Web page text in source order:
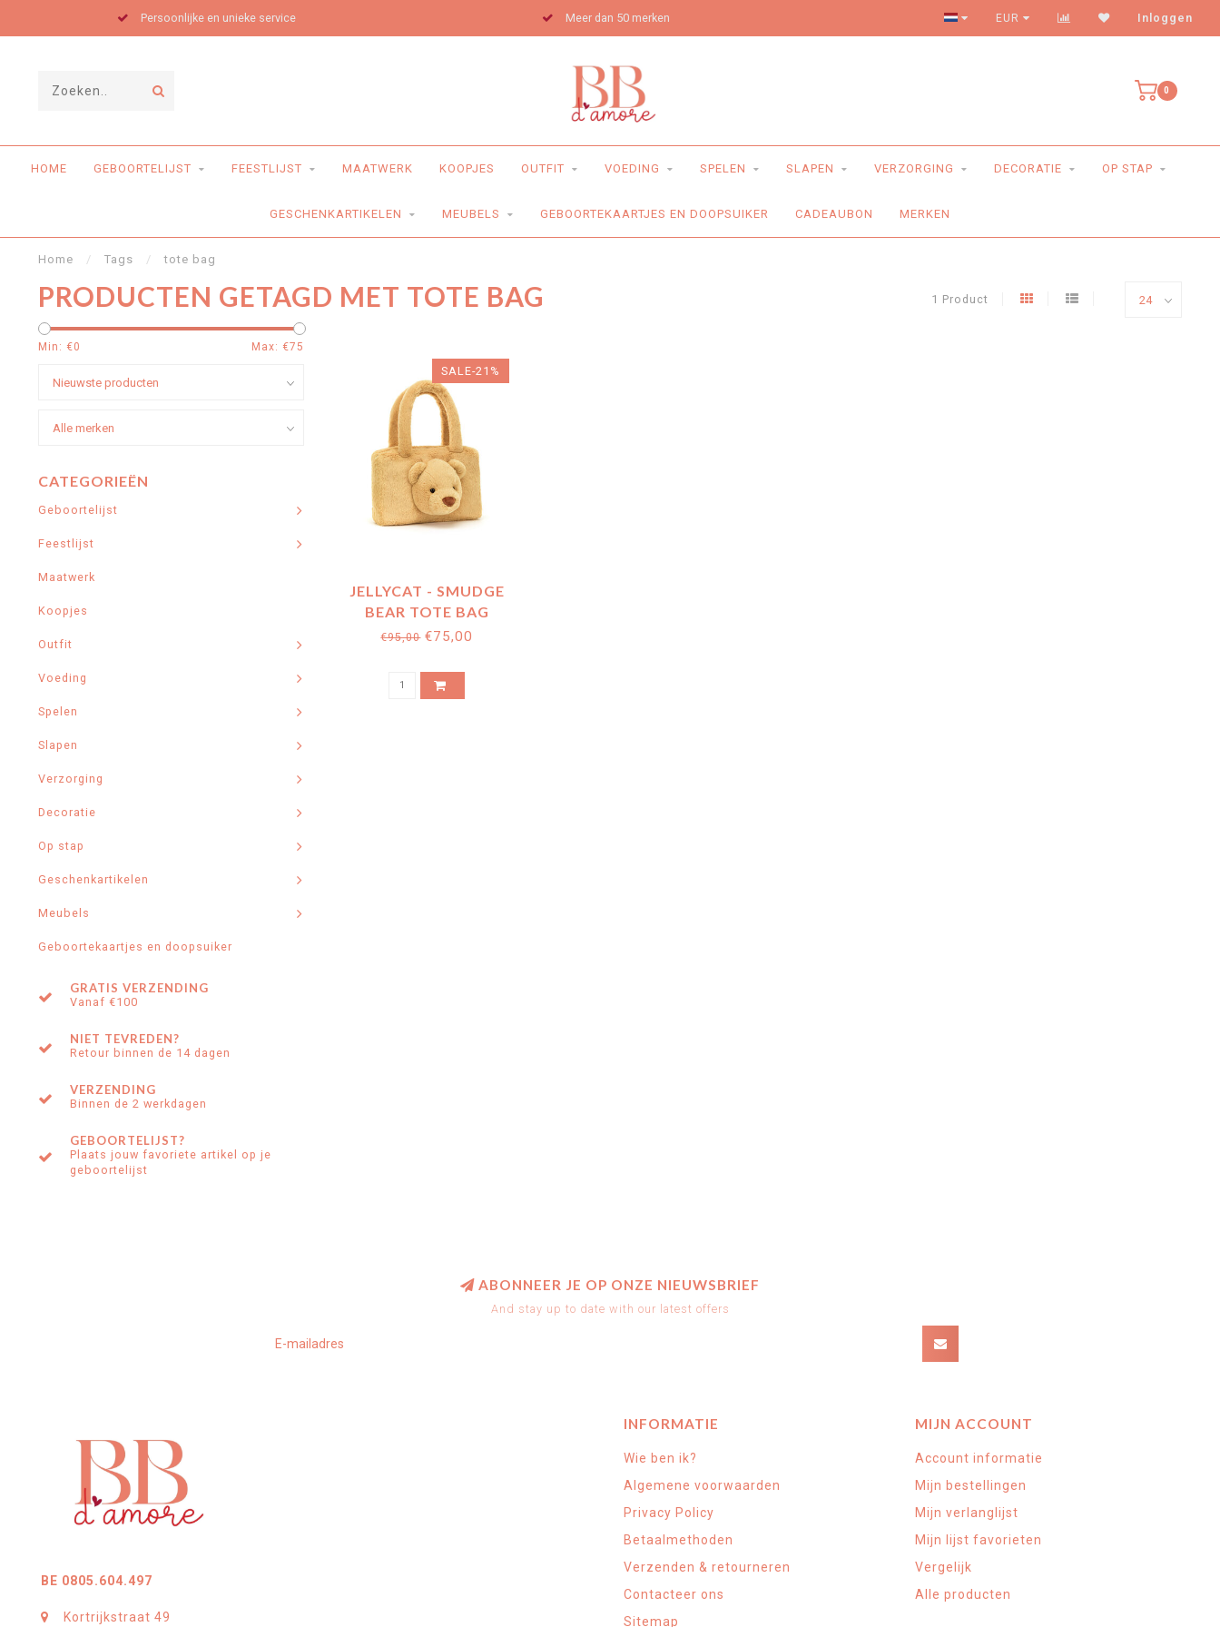
Persoonlijke en unieke service Meer dan 50 merken Levering aan huis
EUR Inloggen
0
HOME GEBOORTELIJST FEESTLIJST MAATWERK KOOPJES OUTFIT VOEDING SPELEN SLAPEN VERZORGING DECORATIE OP STAP
GESCHENKARTIKELEN MEUBELS GEBOORTEKAARTJES EN DOOPSUIKER CADEAUBON MERKEN
Home / Tags / tote bag
PRODUCTEN GETAGD MET TOTE BAG 1 Product
Min: €0 Max: €75
CATEGORIEËN
Geboortelijst
Feestlijst
Maatwerk
Koopjes
Outfit
Voeding
Spelen
Slapen
Verzorging
Decoratie
Op stap
Geschenkartikelen
Meubels
Geboortekaartjes en doopsuiker
GRATIS VERZENDING
Vanaf €100
NIET TEVREDEN?
Retour binnen de 14 dagen
VERZENDING
Binnen de 2 werkdagen
GEBOORTELIJST?
Plaats jouw favoriete artikel op je
geboortelijst
SALE-21%
JELLYCAT - SMUDGE
BEAR TOTE BAG
€95,00€75,00
ABONNEER JE OP ONZE NIEUWSBRIEF
And stay up to date with our latest offers
BE 0805.604.497
Kortrijkstraat 49
INFORMATIE
Wie ben ik?
Algemene voorwaarden
Privacy Policy
Betaalmethoden
Verzenden & retourneren
Contacteer ons
Sitemap
MIJN ACCOUNT
Account informatie
Mijn bestellingen
Mijn verlanglijst
Mijn lijst favorieten
Vergelijk
Alle producten